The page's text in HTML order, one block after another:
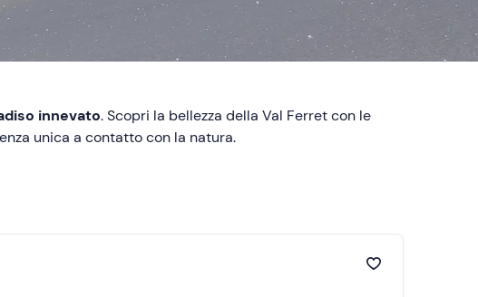
innevato. Scopri la bellezza della Val Ferret con le
unica a contatto con la natura.